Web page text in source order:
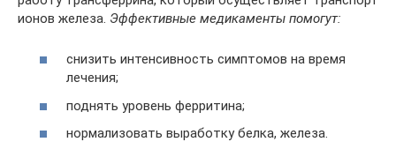
ионов железа. Эффективные медикаменты помогут:
снизить интенсивность симптомов на время
лечения;
поднять уровень ферритина;
нормализовать выработку белка, железа.